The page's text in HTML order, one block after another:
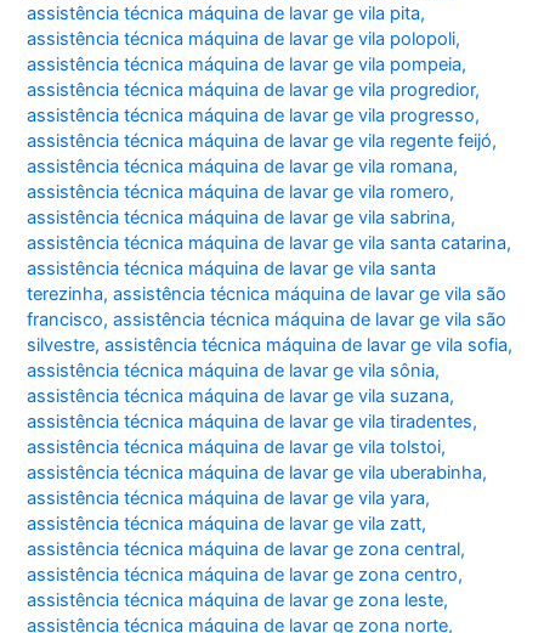
assistência técnica máquina de lavar ge vila pita,
assistência técnica máquina de lavar ge vila polopoli,
assistência técnica máquina de lavar ge vila pompeia,
assistência técnica máquina de lavar ge vila progredior,
assistência técnica máquina de lavar ge vila progresso,
assistência técnica máquina de lavar ge vila regente feijó,
assistência técnica máquina de lavar ge vila romana,
assistência técnica máquina de lavar ge vila romero,
assistência técnica máquina de lavar ge vila sabrina,
assistência técnica máquina de lavar ge vila santa catarina,
assistência técnica máquina de lavar ge vila santa
terezinha,assistência técnica máquina de lavar ge vila são
francisco,assistência técnica máquina de lavar ge vila são
silvestre,assistência técnica máquina de lavar ge vila sofia,
assistência técnica máquina de lavar ge vila sônia,
assistência técnica máquina de lavar ge vila suzana,
assistência técnica máquina de lavar ge vila tiradentes,
assistência técnica máquina de lavar ge vila tolstoi,
assistência técnica máquina de lavar ge vila uberabinha,
assistência técnica máquina de lavar ge vila yara,
assistência técnica máquina de lavar ge vila zatt,
assistência técnica máquina de lavar ge zona central,
assistência técnica máquina de lavar ge zona centro,
assistência técnica máquina de lavar ge zona leste,
assistência técnica máquina de lavar ge zona norte,